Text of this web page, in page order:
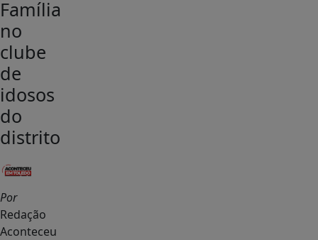
Família
no
clube
de
idosos
do
distrito
Por
Redação
Aconteceu